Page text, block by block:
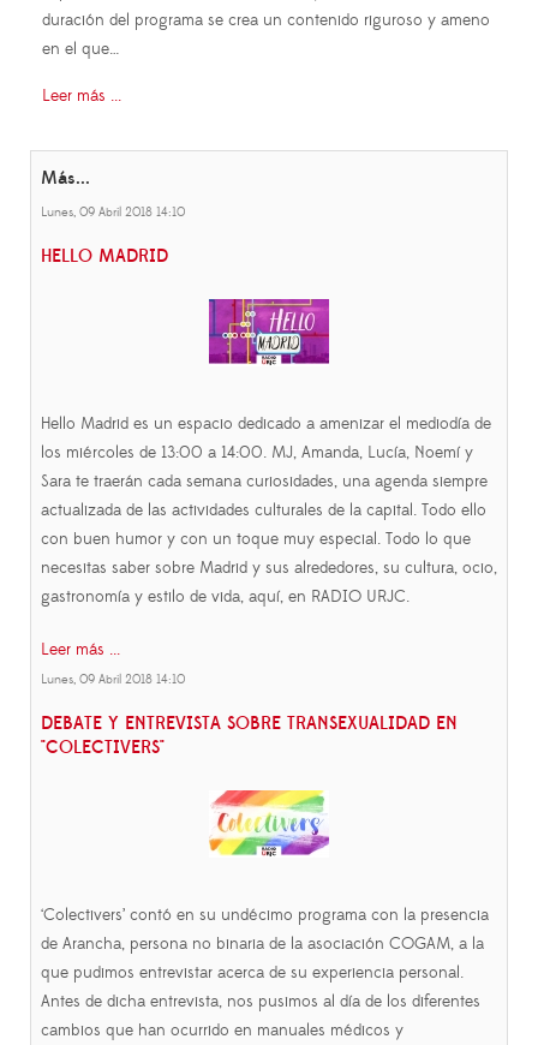
duración del programa se crea un contenido riguroso y ameno
en el que…
Leer más ...
Más...
Lunes, 09 Abril 2018 14:10
HELLO MADRID
Hello Madrid es un espacio dedicado a amenizar el mediodía de
los miércoles de 13:00 a 14:00. MJ, Amanda, Lucía, Noemí y
Sara te traerán cada semana curiosidades, una agenda siempre
actualizada de las actividades culturales de la capital. Todo ello
con buen humor y con un toque muy especial. Todo lo que
necesitas saber sobre Madrid y sus alrededores, su cultura, ocio,
gastronomía y estilo de vida, aquí, en RADIO URJC.
Leer más ...
Lunes, 09 Abril 2018 14:10
DEBATE Y ENTREVISTA SOBRE TRANSEXUALIDAD EN
"COLECTIVERS"
‘Colectivers’ contó en su undécimo programa con la presencia
de Arancha, persona no binaria de la asociación COGAM, a la
que pudimos entrevistar acerca de su experiencia personal.
Antes de dicha entrevista, nos pusimos al día de los diferentes
cambios que han ocurrido en manuales médicos y